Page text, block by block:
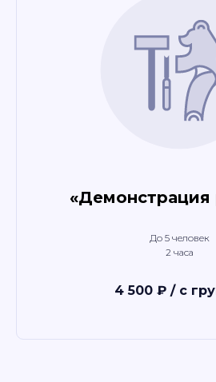
«Демонстрация
До 5 человек
2 часа
4 500 ₽ / с